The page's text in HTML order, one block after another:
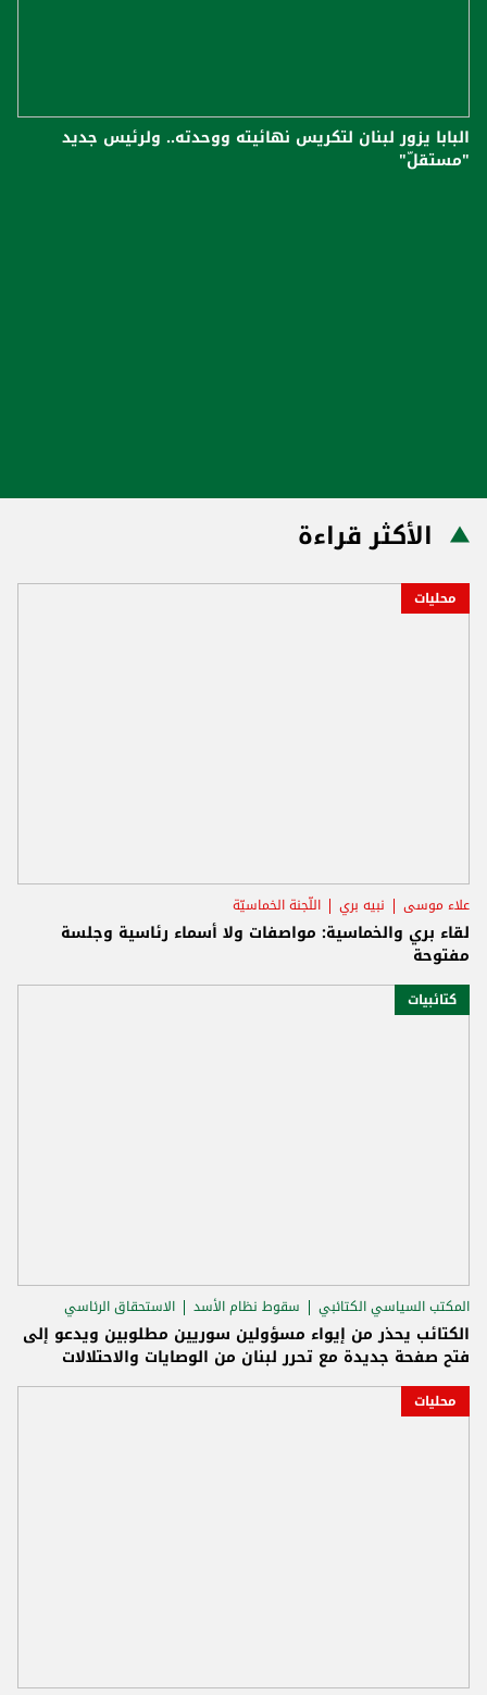
البابا يزور لبنان لتكريس نهائيته ووحدته.. ولرئيس جديد
"مستقلّ"
الأكثر قراءة
محليات
علاء موسى نبيه بري اللّجنة الخماسيّة
لقاء بري والخماسية: مواصفات ولا أسماء رئاسية وجلسة
مفتوحة
كتائبيات
المكتب السياسي الكتائبي سقوط نظام الأسد الاستحقاق الرئاسي
الكتائب يحذر من إيواء مسؤولين سوريين مطلوبين ويدعو إلى
فتح صفحة جديدة مع تحرر لبنان من الوصايات والاحتلالات
محليات